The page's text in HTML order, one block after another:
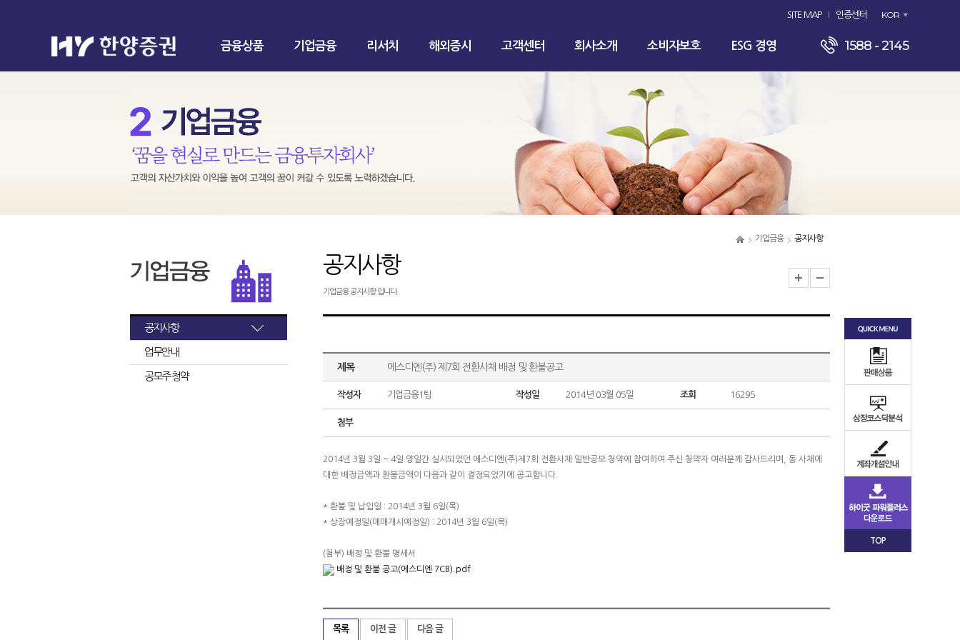
SITE MAP 인증센터 KOR
금융상품 기업금융 리서치 해외증시 고객센터 회사소개 소비자보호 ESG 경영 1588 - 2145
기업금융 공지사항
공지사항
업무안내
공모주 청약
공지사항
기업금융 공지사항 입니다.
제목 에스디엔(주) 제7회 전환사채 배정 및 환불공고
작성자 기업금융1팀 작성일 2014년 03월 05일 조회 16295
첨부
2014년 3월 3일 ~ 4일 양일간 실시되었던 에스디엔(주)제7회 전환사채 일반공모 청약에 참여하여 주신 청약자 여러분께 감사드리며, 동 사채에
대한 배정금액과 환불금액이 다음과 같이 결정되었기에 공고합니다.
* 환불 및 납입일 : 2014년 3월 6일(목)
* 상장예정일(매매개시예정일) : 2014년 3월 6일(목)
(첨부) 배정 및 환불 명세서
배정 및 환불 공고(에스디엔 7CB).pdf
목록 이전 글 다음 글
TOP